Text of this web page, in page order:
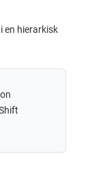
en hierarkisk